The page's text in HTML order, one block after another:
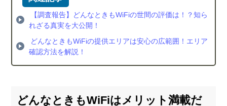
【調査報告】どんなときもWiFiの世間の評価は！？知ら
れざる真実を大公開！
どんなときもWiFiの提供エリアは安心の広範囲！エリア
確認方法を解説！
どんなときもWiFiはメリット満載だ